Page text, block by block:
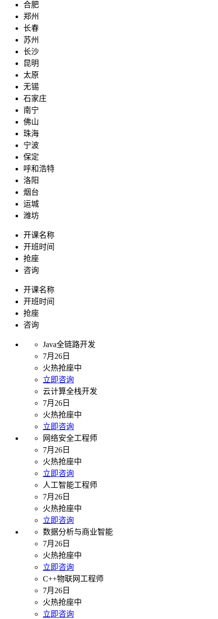
合肥
郑州
长春
苏州
长沙
昆明
太原
无锡
石家庄
南宁
佛山
珠海
宁波
保定
呼和浩特
洛阳
烟台
运城
潍坊
开课名称
开班时间
抢座
咨询
开课名称
开班时间
抢座
咨询
Java全链路开发
7月26日
火热抢座中
立即咨询
云计算全栈开发
7月26日
火热抢座中
立即咨询
网络安全工程师
7月26日
火热抢座中
立即咨询
人工智能工程师
7月26日
火热抢座中
立即咨询
数据分析与商业智能
7月26日
火热抢座中
立即咨询
C++物联网工程师
7月26日
火热抢座中
立即咨询